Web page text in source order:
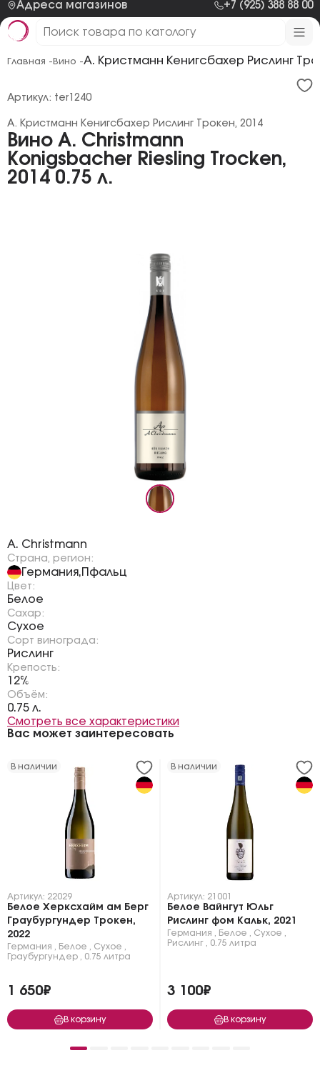
Адреса магазинов +7 (925) 388 88 00
Главная - Вино -А. Кристманн Кенигсбахер Рислинг
Вино A. Christmann
Konigsbacher Riesling Trocken,
2014 0.75 л.
А. Кристманн Кенигсбахер Рислинг Трокен, 2014
Артикул: ter1240
A. Christmann
Страна, регион:
Германия,Пфальц
Цвет:
Белое
Сахар:
Сухое
Сорт винограда:
Рислинг
Крепость:
12%
Объём:
0.75 л.
Смотреть все характеристики
Вас может заинтересовать
В наличии
Артикул: 22029
Белое Херксхайм ам Берг
Граубургундер Трокен,
2022
Германия Белое Сухое
Граубургундер
0.75 литра
1 650₽
В корзину
В наличии
Артикул: 21001
Белое Вайнгут Юльг
Рислинг фом Кальк, 2021
Германия Белое Сухое
Рислинг
0.75 литра
3 100₽
В корзину